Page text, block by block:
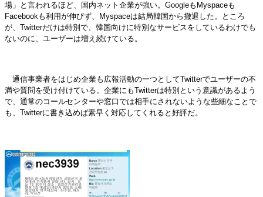
場」と言われるほど、国内ネット企業が強い。GoogleもMyspaceも
Facebookも利用が伸びず、Myspaceは結局韓国から撤退した。ところ
が、Twitterだけは特別で、韓国向けに特別なサービスをしているわけでも
ないのに、ユーザーは増え続けている。
通信事業者をはじめ企業も広報活動の一つとしてTwitterでユーザーの不
満や質問を受け付けている。企業にもTwitterは特別という意識があるよう
で、通常のコールセンターや窓口では相手にされないような些細なことで
も、Twitterに書き込めば素早く対応してくれると好評だ。